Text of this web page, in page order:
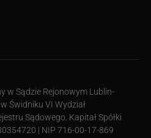
w Sądzie Rejonowym Lublin-
Świdniku VI Wydział
Sądowego. Kapitał Spółki
| NIP 716-00-17-869